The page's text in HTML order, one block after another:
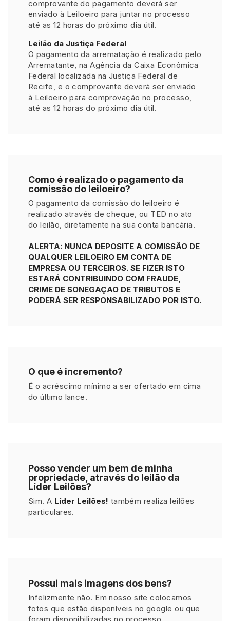
comprovante do pagamento deverá ser
enviado à Leiloeiro para juntar no processo
até as 12 horas do próximo dia útil.
Leilão da Justiça Federal
O pagamento da arrematação é realizado pelo
Arrematante, na Agência da Caixa Econômica
Federal localizada na Justiça Federal de
Recife, e o comprovante deverá ser enviado
à Leiloeiro para comprovação no processo,
até as 12 horas do próximo dia útil.
Como é realizado o pagamento da
comissão do leiloeiro?
O pagamento da comissão do leiloeiro é
realizado através de cheque, ou TED no ato
do leilão, diretamente na sua conta bancária.
ALERTA: NUNCA DEPOSITE A COMISSÃO DE
QUALQUER LEILOEIRO EM CONTA DE
EMPRESA OU TERCEIROS. SE FIZER ISTO
ESTARÁ CONTRIBUINDO COM FRAUDE,
CRIME DE SONEGAÇAO DE TRIBUTOS E
PODERÁ SER RESPONSABILIZADO POR ISTO.
O que é incremento?
É o acréscimo mínimo a ser ofertado em cima
do último lance.
Posso vender um bem de minha
propriedade, através do leilão da
Líder Leilões?
Sim. A Líder Leilões! também realiza leilões
particulares.
Possui mais imagens dos bens?
Infelizmente não. Em nosso site colocamos
fotos que estão disponíveis no google ou que